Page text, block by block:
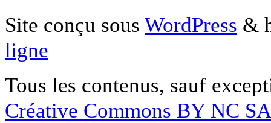
Site conçu sous WordPress &
ligne
Tous les contenus, sauf
Créative Commons BY NC SA